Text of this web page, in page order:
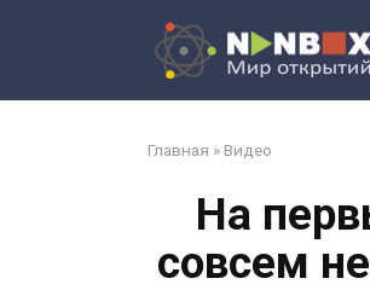
Главная » Видео
На
совсем